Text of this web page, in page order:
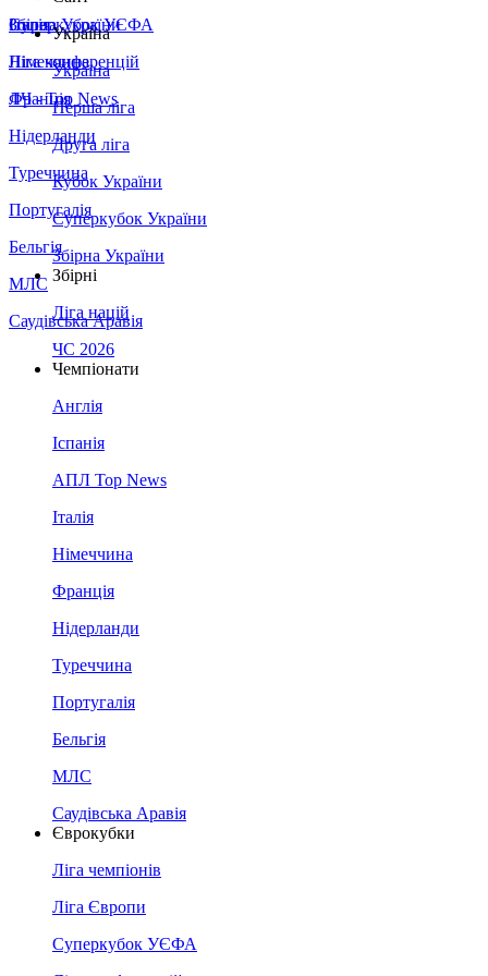
Збірна України
Італія
Німеччина
Франція
Нідерланди
Туреччина
Португалія
Бельгія
МЛС
Саудівська Аравія
Суперкубок УЄФА
Ліга конференцій
ЛЧ - Top News
Україна
Україна
Перша ліга
Друга ліга
Кубок України
Суперкубок України
Збірна України
Збірні
Ліга націй
ЧС 2026
Чемпіонати
Англія
Іспанія
АПЛ Top News
Італія
Німеччина
Франція
Нідерланди
Туреччина
Португалія
Бельгія
МЛС
Саудівська Аравія
Єврокубки
Ліга чемпіонів
Ліга Європи
Суперкубок УЄФА